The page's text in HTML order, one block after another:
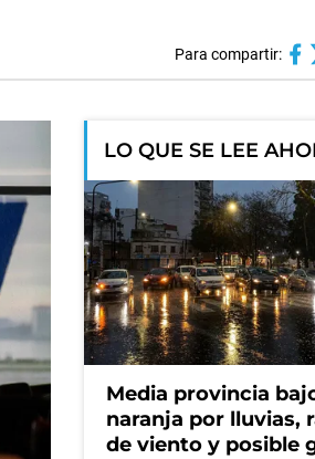
Para compartir:
LO QUE SE LEE
Media provincia
naranja por lluvias,
de viento y posible